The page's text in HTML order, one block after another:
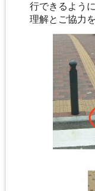
行できるよう
理解とご協力